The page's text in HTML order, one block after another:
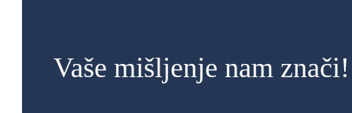
SearchVaše mišljenje nam znači!